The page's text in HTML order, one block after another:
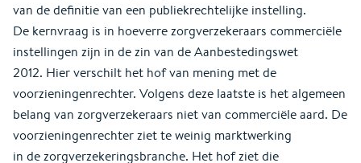
van de definitie van een publiekrechtelijke instelling.
De kernvraag is in hoeverre zorgverzekeraars commerciële
instellingen zijn in de zin van de Aanbestedingswet
2012. Hier verschilt het hof van mening met de
voorzieningenrechter. Volgens deze laatste is het algemeen
belang van zorgverzekeraars niet van commerciële aard. De
voorzieningenrechter ziet te weinig marktwerking
in de zorgverzekeringsbranche. Het hof ziet die